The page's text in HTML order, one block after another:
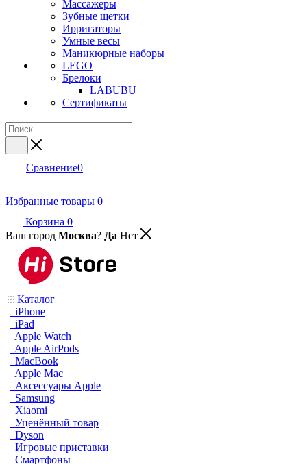
Массажеры
Зубные щетки
Ирригаторы
Умные весы
Маникюрные наборы
LEGO
Брелоки
LABUBU
Сертификаты
Сравнение0
Избранные товары 0
Корзина 0
Ваш город Москва? Да Нет
Каталог
iPhone
iPad
Apple Watch
Apple AirPods
MacBook
Apple Mac
Аксессуары Apple
Samsung
Xiaomi
Уценённый товар
Dyson
Игровые приставки
Смартфоны